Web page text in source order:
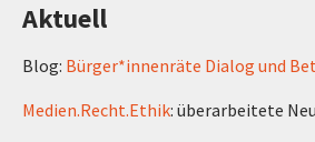
Aktuell
Blog: Bürger*innenräte Dialog und
Medien.Recht.Ethik: überarbeitete